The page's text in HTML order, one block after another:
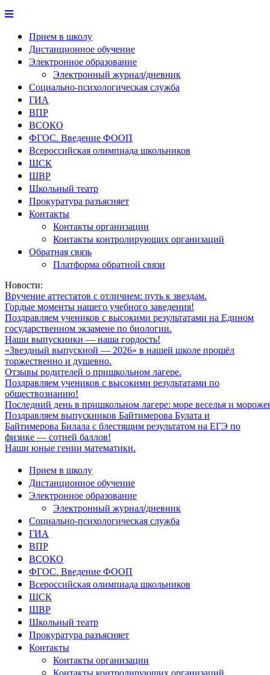
Прием в школу
Дистанционное обучение
Электронное образование
Электронный журнал/дневник
Социально-психологическая служба
ГИА
ВПР
ВСОКО
ФГОС. Введение ФООП
Всероссийская олимпиада школьников
ШСК
ШВР
Школьный театр
Прокуратура разъясняет
Контакты
Контакты организации
Контакты контролирующих организаций
Обратная связь
Платформа обратной связи
Новости:
Вручение аттестатов с отличием: путь к звездам.
Гордые моменты нашего учебного заведения!
Поздравляем учеников с высокими результатами на Едином
государственном экзамене по биологии.
Наши выпускники — наша гордость!
«Звездный выпускной — 2026» в нашей школе прошёл
торжественно и душевно.
Отзывы родителей о пришкольном лагере.
Поздравляем учеников с высокими результатами по
обществознанию!
Последний день в пришкольном лагере: море веселья и
Поздравляем выпускников Байтимерова Булата и
Байтимерова Билала с блестящим результатом на ЕГЭ по
физике — сотней баллов!
Наши юные гении математики.
Прием в школу
Дистанционное обучение
Электронное образование
Электронный журнал/дневник
Социально-психологическая служба
ГИА
ВПР
ВСОКО
ФГОС. Введение ФООП
Всероссийская олимпиада школьников
ШСК
ШВР
Школьный театр
Прокуратура разъясняет
Контакты
Контакты организации
Контакты контролирующих организаций